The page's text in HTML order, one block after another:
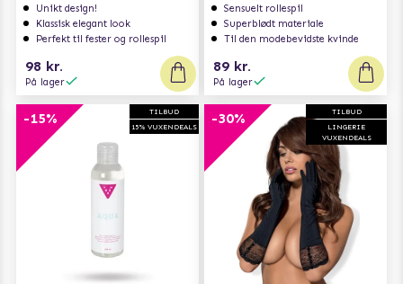
Unikt design!
Klassisk elegant look
Perfekt til fester og rollespil
98 kr.
På lager
Sensuelt rollespil
Superblødt materiale
Til den modebevidste kvinde
89 kr.
På lager
TILBUD
15% VUXENDEALS
-15%
TILBUD
LINGERIE
VUXENDEALS
-30%